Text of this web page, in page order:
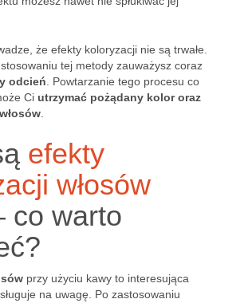
że efekty koloryzacji nie są trwałe.
tej metody zauważysz coraz
odcień . Powtarzanie tego procesu co
Ci utrzymać pożądany kolor oraz
efekty
włosów
co warto
przy użyciu kawy to interesująca
na uwagę. Po zastosowaniu